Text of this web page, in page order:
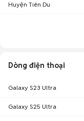
Huyện Tiên Du
Dòng điện thoại
Galaxy S23 Ultra
Galaxy S25 Ultra